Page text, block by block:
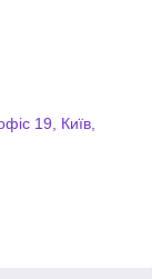
19, Київ,